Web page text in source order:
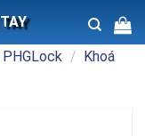
/ Khoá